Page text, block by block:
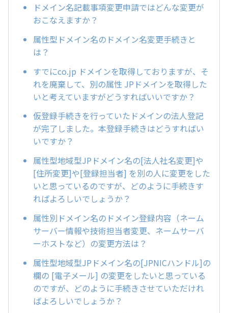
ドメイン名記載事項変更申請ではどんな変更が
おこなえますか？
属性型ドメイン名のドメイン名変更手続きと
は？
すでにco.jp ドメインを取得しておりますが、そ
れを廃棄して、別の属性 JPドメインを取得した
いと考えていますがどうすればいいですか？
仮登録手続きを行っていたドメインの法人登記
が完了しました。本登録手続きはどうすればい
いですか？
属性型地域型JPドメイン名の[法人社名変更]や
[住所変更]や[登録担当者] を別の人に変更をした
いと思っているのですが、どのように手続きす
ればよろしいでしょうか？
属性別ドメイン名のドメイン登録内容（ネーム
サーバー情報や技術担当者変更、ネームサーバ
ーホストなど）の変更方法は？
属性型地域型JPドメイン名の[JPNICハンドル]の
欄の [電子メール] の変更をしたいと思っている
のですが、どのように手続きさせていただけれ
ばよろしいでしょうか？